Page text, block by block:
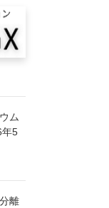
ム
年5
離